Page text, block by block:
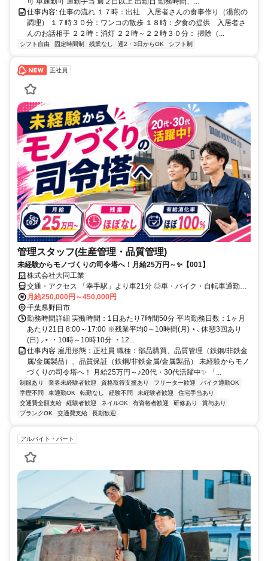
仕事内容: 仕事の流れ １７時：出社 入居者さんの食事作り（湯煎の
調理） １７時３０分：ワンコの散歩 １８時：夕食の提供 入居者さ
んのお話相手 ２２時：消灯 ２２時～２２時３０分： 掃除（...
シフト自由 固定時間制 残業なし 週2・3日からOK シフト制
正社員
管理スタッフ(生産管理・品質管理)
未経験からモノづくりの司令塔へ！月給25万円～✨【001】
株式会社大同工業
交通・アクセス 「幸手駅」より車21分 ◎車・バイク・自転車通勤
OK！
月給250,000円～450,000円
千葉県野田市
勤務時間詳細 実働時間：1日あたり7時間50分 平均勤務日数：1ヶ月
あたり21日 8:00～17:00 ※残業平均0～10時間(月) ⋆⸜ 休憩3回あり
(日) ⸝⋆ ・10時～10時10分 ・12...
仕事内容 雇用形態：正社員 職種：部品購買、品質管理（鉄鋼/非鉄金
属/金属製品）、品質保証（鉄鋼/非鉄金属/金属製品） 未経験からモノ
づくりの司令塔へ！ 月給25万円～♪20代・30代活躍中✨ 「...
制服あり 業界未経験者歓迎 資格取得支援あり フリーター歓迎
バイク通勤OK
学歴不問
車通勤OK 転勤なし 経験不問 未経験者歓迎
住宅手当あり
交通費全額支給
経験者歓迎 ネイルOK 有資格者歓迎 研修あり
賞与あり
ブランクOK
交通費支給 長期歓迎
アルバイト・パート